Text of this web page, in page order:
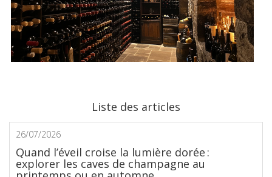
Liste des articles
26/07/2026
Quand l’éveil croise la lumière dorée :
explorer les caves de champagne au